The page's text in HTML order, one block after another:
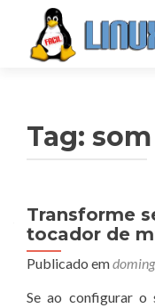
Tag: som
Transforme
tocador de
Publicado em
Se ao configurar o